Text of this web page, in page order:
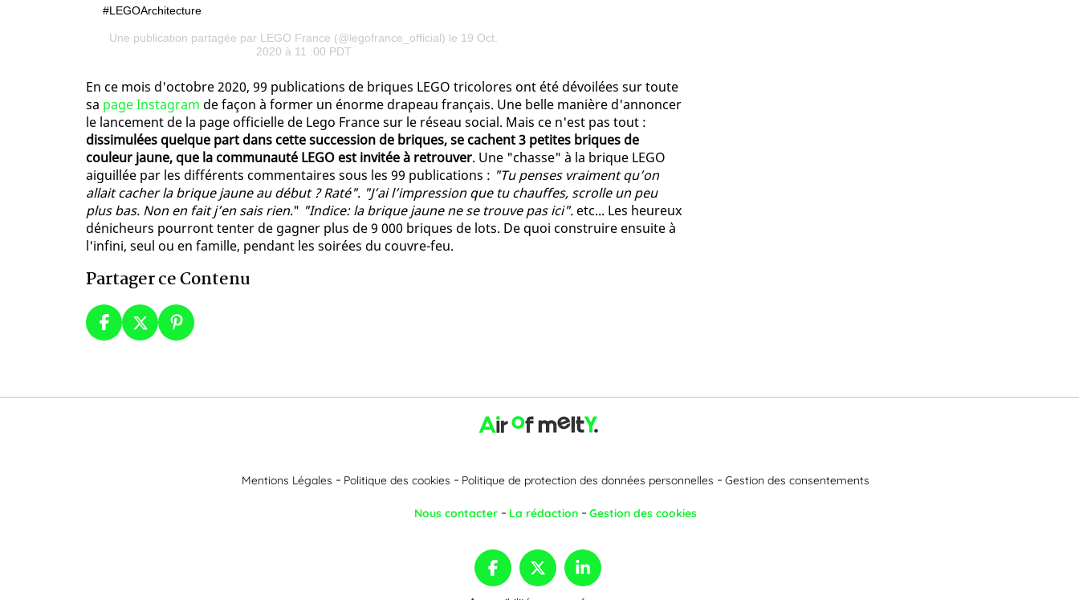
#LEGOArchitecture
Une publication partagée par LEGO France (@legofrance_official) le 19 Oct.
2020 à 11 :00 PDT
En ce mois d'octobre 2020, 99 publications de briques LEGO tricolores ont été dévoilées sur toute
sa page Instagram de façon à former un énorme drapeau français. Une belle manière d'annoncer
le lancement de la page officielle de Lego France sur le réseau social. Mais ce n'est pas tout :
dissimulées quelque part dans cette succession de briques, se cachent 3 petites briques de
couleur jaune, que la communauté LEGO est invitée à retrouver. Une "chasse" à la brique LEGO
aiguillée par les différents commentaires sous les 99 publications : "Tu penses vraiment qu’on
allait cacher la brique jaune au début ? Raté". "J’ai l’impression que tu chauffes, scrolle un peu
plus bas. Non en fait j’en sais rien." "Indice: la brique jaune ne se trouve pas ici". etc... Les heureux
dénicheurs pourront tenter de gagner plus de 9 000 briques de lots. De quoi construire ensuite à
l'infini, seul ou en famille, pendant les soirées du couvre-feu.
Partager ce Contenu
Mentions Légales Politique des cookies Politique de protection des données personnelles Gestion des consentements
Nous contacter La rédaction Gestion des cookies